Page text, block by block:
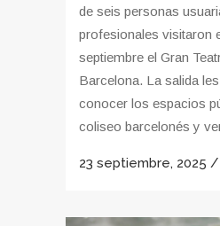
de seis personas
profesionales visitaron
septiembre el Gran
Barcelona. La salida
conocer los espacios
coliseo barcelonés y
23 septiembre, 2025 /